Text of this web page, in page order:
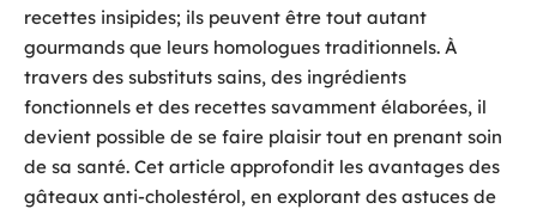
recettes insipides; ils peuvent être tout autant
gourmands que leurs homologues traditionnels. À
travers des substituts sains, des ingrédients
fonctionnels et des recettes savamment élaborées, il
devient possible de se faire plaisir tout en prenant soin
de sa santé. Cet article approfondit les avantages des
gâteaux anti-cholestérol, en explorant des astuces de